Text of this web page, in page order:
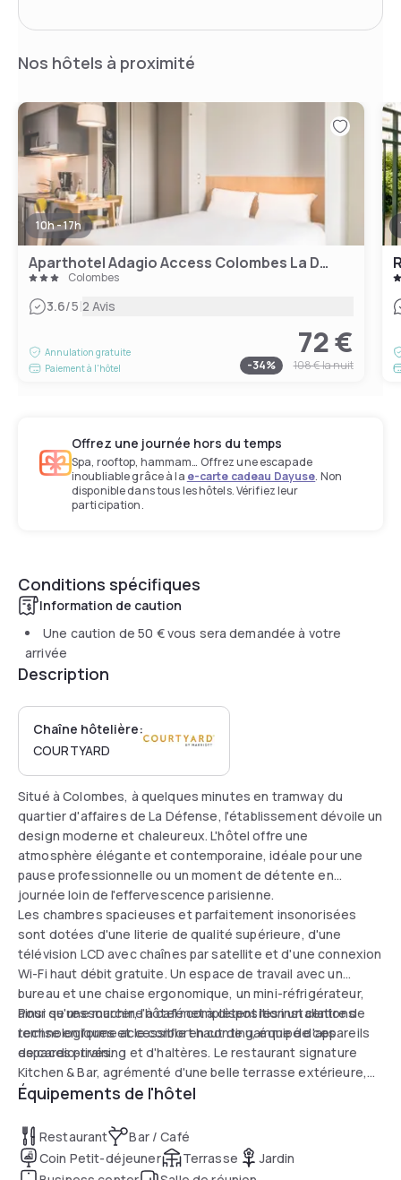
Nos hôtels à proximité
10h - 17h
Aparthotel Adagio Access Colombes La Defense
Colombes
3.6/5|2 Avis
Annulation gratuite
Paiement à l'hôtel
72 €
-34% 108 €la nuit
Offrez une journée hors du temps
Spa, rooftop, hammam… Offrez une escapade
inoubliable grâce à la e-carte cadeau Dayuse. Non
disponible dans tous les hôtels. Vérifiez leur
participation.
Conditions spécifiques
Information de caution
Une caution de50 €vous sera demandée à votre
arrivée
Description
Chaîne hôtelière:
COURTYARD
Situé à Colombes, à quelques minutes en tramway du
quartier d'affaires de La Défense, l'établissement dévoile un
design moderne et chaleureux. L'hôtel offre une
atmosphère élégante et contemporaine, idéale pour une
pause professionnelle ou un moment de détente en
journée loin de l'effervescence parisienne.
Les chambres spacieuses et parfaitement insonorisées
sont dotées d'une literie de qualité supérieure, d'une
télévision LCD avec chaînes par satellite et d'une connexion
Wi-Fi haut débit gratuite. Un espace de travail avec un
bureau et une chaise ergonomique, un mini-réfrigérateur,
ainsi qu'une machine à café complètent les installations
technologiques et le confort haut de gamme de ces
espaces privés.
Pour se ressourcer, l'hôtel met à disposition un centre de
remise en forme accessible en continu, équipé d'appareils
de cardio-training et d'haltères. Le restaurant signature
Kitchen & Bar, agrémenté d'une belle terrasse extérieure,
constitue le cadre parfait pour savourer une parenthèse
Équipements de l'hôtel
Restaurant
Bar / Café
Coin Petit-déjeuner
Terrasse
Jardin